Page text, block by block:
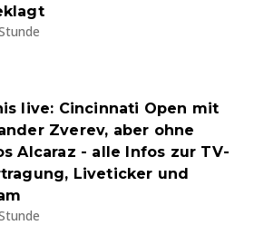
live: Cincinnati Open mit
Zverev, aber ohne
Alcaraz - alle Infos zur TV-
Liveticker und